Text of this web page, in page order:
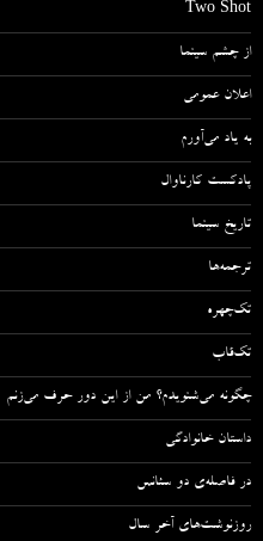
Two Shot
از چشم سینما
اعلان عمومی
به یاد می‌آورم
پادکست کارناوال
تاریخ سینما
ترجمه‌ها
تک‌چهره
تک‌قاب
چگونه می‌شنویدم؟ من از این دور حرف می‌زنم
داستان خانوادگی
در فاصله‌ی دو سئانس
روزنوشت‌های آخر سال